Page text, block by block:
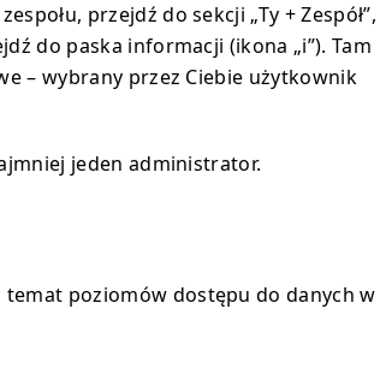
przejdź do sekcji „Ty + Zespół”,
do paska informacji (ikona „i”). Tam
– wybrany przez Ciebie użytkownik
jeden administrator.
poziomów dostępu do danych w